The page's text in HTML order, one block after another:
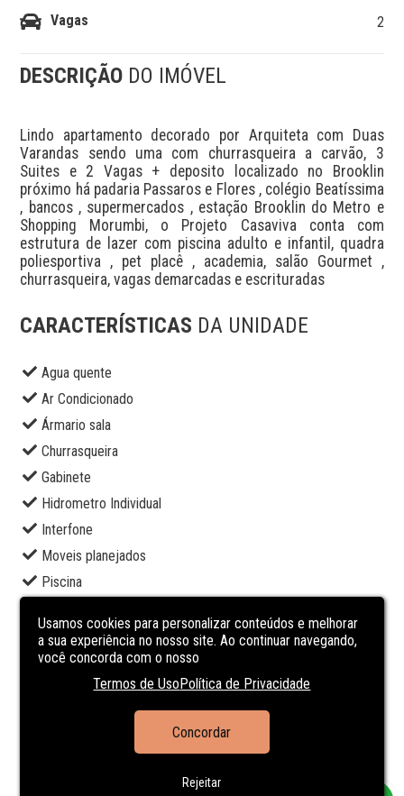
Vagas 2
DESCRIÇÃO DO IMÓVEL
Lindo apartamento decorado por Arquiteta com Duas
Varandas sendo uma com churrasqueira a carvão, 3
Suites e 2 Vagas + deposito localizado no Brooklin
próximo há padaria Passaros e Flores , colégio Beatíssima
, bancos , supermercados , estação Brooklin do Metro e
Shopping Morumbi, o Projeto Casaviva conta com
estrutura de lazer com piscina adulto e infantil, quadra
poliesportiva , pet placê , academia, salão Gourmet ,
churrasqueira, vagas demarcadas e escrituradas
CARACTERÍSTICAS DA UNIDADE
Agua quente
Ar Condicionado
Ármario sala
Churrasqueira
Gabinete
Hidrometro Individual
Interfone
Moveis planejados
Piscina
Portaria 24h
Quintal
Semi-mobiliado
Usamos cookies para personalizar conteúdos e melhorar
a sua experiência no nosso site. Ao continuar navegando,
você concorda com o nosso
Termos de UsoPolítica de Privacidade
Concordar
Rejeitar